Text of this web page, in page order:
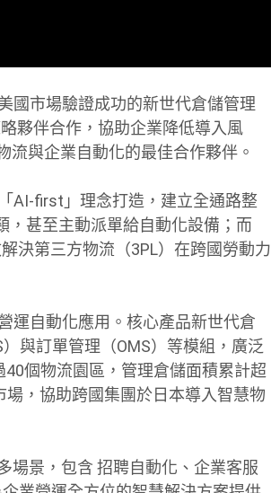
國市場驗證成功的新世代倉儲管理
夥伴合作，協助企業降低導入風
流與企業自動化的最佳合作夥伴。
AI-first」理念打造，建立全通路整
，甚至主動派單給自動化設備；而
決第三方物流（3PL）在跨國勞動力
運自動化應用。核心產品新世代倉
與訂單管理（OMS）等模組，廣泛
個物流園區，管理倉儲面積累計超
，協助跨國集團於日本導入智慧物
場景，包含 招聘自動化、企業客服